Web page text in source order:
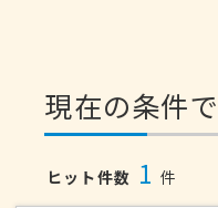
現在の条件
ヒット件数 1 件